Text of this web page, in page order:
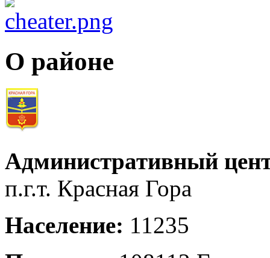
О районе
Административный
п.г.т. Красная Гора
Население: 11235